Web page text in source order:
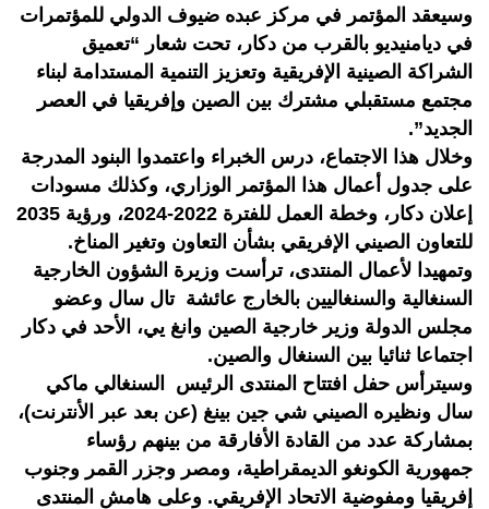
وسيعقد المؤتمر في مركز عبده ضيوف الدولي للمؤتمرات
في ديامنيديو بالقرب من دكار، تحت شعار “تعميق
الشراكة الصينية الإفريقية وتعزيز التنمية المستدامة لبناء
مجتمع مستقبلي مشترك بين الصين وإفريقيا في العصر
الجديد”.
وخلال هذا الاجتماع، درس الخبراء واعتمدوا البنود المدرجة
على جدول أعمال هذا المؤتمر الوزاري، وكذلك مسودات
إعلان دكار، وخطة العمل للفترة 2022-2024، ورؤية 2035
للتعاون الصيني الإفريقي بشأن التعاون وتغير المناخ.
وتمهيدا لأعمال المنتدى، ترأست وزيرة الشؤون الخارجية
السنغالية والسنغاليين بالخارج عائشة تال سال وعضو
مجلس الدولة وزير خارجية الصين وانغ يي، الأحد في دكار
اجتماعا ثنائيا بين السنغال والصين.
وسيترأس حفل افتتاح المنتدى الرئيس السنغالي ماكي
سال ونظيره الصيني شي جين بينغ (عن بعد عبر الأنترنت)،
بمشاركة عدد من القادة الأفارقة من بينهم رؤساء
جمهورية الكونغو الديمقراطية، ومصر وجزر القمر وجنوب
إفريقيا ومفوضية الاتحاد الإفريقي. وعلى هامش المنتدى